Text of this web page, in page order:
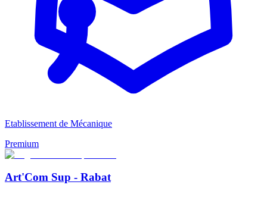
Etablissement de Mécanique
Premium
Art'Com Sup - Rabat